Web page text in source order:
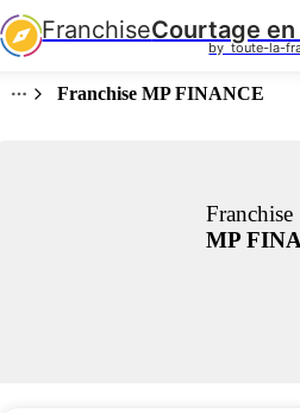
FranchiseCourtage
by  toute-la-
Franchise MP FINANCE
Franchise
MP